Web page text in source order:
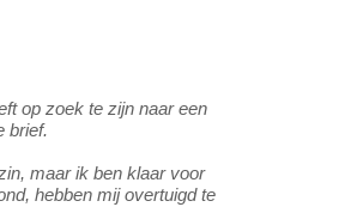
op zoek te zijn naar een
brief.
maar ik ben klaar voor
hebben mij overtuigd te